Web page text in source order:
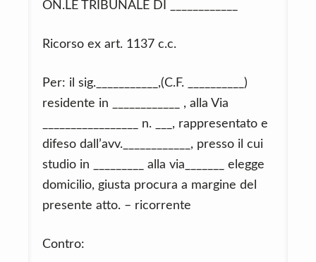
ON.LE TRIBUNALE DI ____________
Ricorso ex art. 1137 c.c.
Per: il sig.___________,(C.F. __________)
residente in ____________ , alla Via
_________________ n. ___, rappresentato e
difeso dall’avv.____________, presso il cui
studio in _________ alla via_______ elegge
domicilio, giusta procura a margine del
presente atto. – ricorrente
Contro: